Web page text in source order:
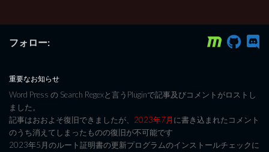
フォロー:
重要なお知らせ
Word Press の Search Regexと言うPluginで記事及びコメントがロストし
ました。
記事はおおよそ復旧できましたが、 2023年7月に書き込まれたコメント
のうち消えてしまったものの復旧が不可能です
2023年5月のルート証明書の更新プログラムのインストールチェックに